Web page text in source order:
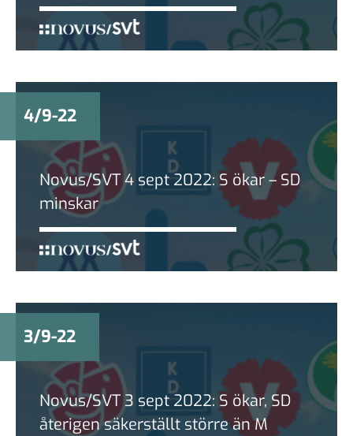
4/9-22
Novus/SVT 4 sept 2022: S ökar – SD
minskar
3/9-22
Novus/SVT 3 sept 2022: S ökar, SD
återigen säkerställt större än M